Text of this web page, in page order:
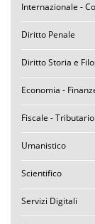
Internazionale -
Diritto Penale
Diritto Storia e
Economia -
Fiscale - Tributario
Umanistico
Scientifico
Servizi Digitali